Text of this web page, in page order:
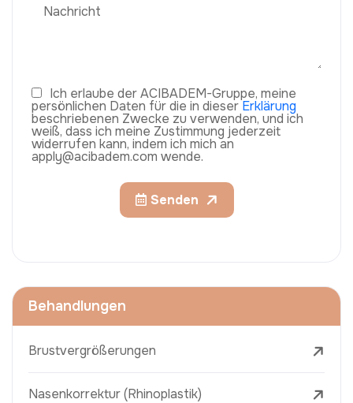
Ich erlaube der ACIBADEM-Gruppe, meine
persönlichen Daten für die in dieserErklärung
beschriebenen Zwecke zu verwenden, und ich
weiß, dass ich meine Zustimmung jederzeit
widerrufen kann, indem ich mich an
apply@acibadem.com wende.
Senden
Behandlungen
Brustvergrößerungen
Nasenkorrektur (Rhinoplastik)